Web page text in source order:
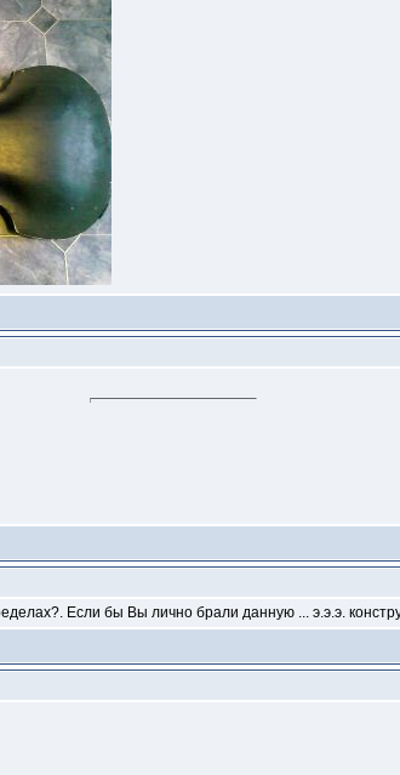
Если бы Вы лично брали данную ... э.э.э.